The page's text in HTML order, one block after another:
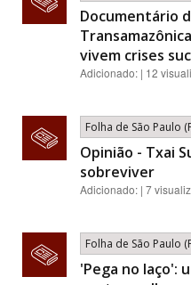
Documentário
vivem crises
Adicionado: | 12
Folha de São Paulo
Opinião - Txai
sobreviver
Adicionado: | 7
Folha de São Paulo
'Pega no laço':